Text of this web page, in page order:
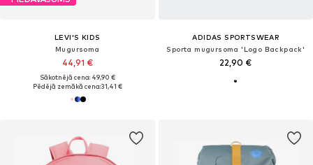
LEVI'S KIDS
Mugursoma
44,91 €
Sākotnējā cena: 49,90 €
Pēdējā zemākā cena:31,41 €
ADIDAS SPORTSWEAR
Sporta mugursoma 'Logo Backpack'
22,90 €